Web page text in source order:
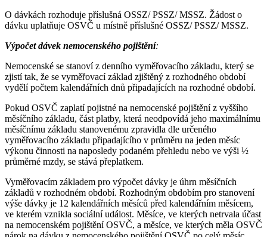
O dávkách rozhoduje příslušná OSSZ/ PSSZ/ MSSZ. Žádost o
dávku uplatňuje OSVČ u místně příslušné OSSZ/ PSSZ/ MSSZ.
Výpočet dávek nemocenského pojištění:
Nemocenské se stanoví z denního vyměřovacího základu, který se
zjistí tak, že se vyměřovací základ zjištěný z rozhodného období
vydělí počtem kalendářních dnů připadajících na rozhodné období.
Pokud OSVČ zaplatí pojistné na nemocenské pojištění z vyššího
měsíčního základu, část platby, která neodpovídá jeho maximálnímu
měsíčnímu základu stanovenému zpravidla dle určeného
vyměřovacího základu připadajícího v průměru na jeden měsíc
výkonu činnosti na naposledy podaném přehledu nebo ve výši ½
průměrné mzdy, se stává přeplatkem.
Vyměřovacím základem pro výpočet dávky je úhrn měsíčních
základů v rozhodném období. Rozhodným obdobím pro stanovení
výše dávky je 12 kalendářních měsíců před kalendářním měsícem,
ve kterém vznikla sociální událost. Měsíce, ve kterých netrvala účast
na nemocenském pojištění OSVČ, a měsíce, ve kterých měla OSVČ